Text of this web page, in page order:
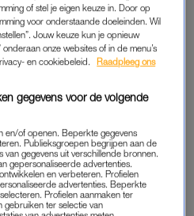
de kluis van de Nederlandse
ik ook een boormachine. Een
Of een plankje. Deze
werk. Voor gaten waarvan
door. Onverschrokken.
bed. Daar is verkoeling nodig.
Ze heeft een soort
Sterker nog, de laatste
of stel je eigen keuze in. Door op
voor onderstaande doeleinden. Wil
Jouw keuze kun je opnieuw
onderaan onze websites of in de menu’s
en cookiebeleid.
Raadpleeg ons
gegevens voor de volgende
en/of openen. Beperkte gegevens
Publieksgroepen begrijpen aan de
van gegevens uit verschillende bronnen.
gepersonaliseerde advertenties.
en verbeteren. Profielen
advertenties. Beperkte
Profielen aanmaken ter
gebruiken ter selectie van